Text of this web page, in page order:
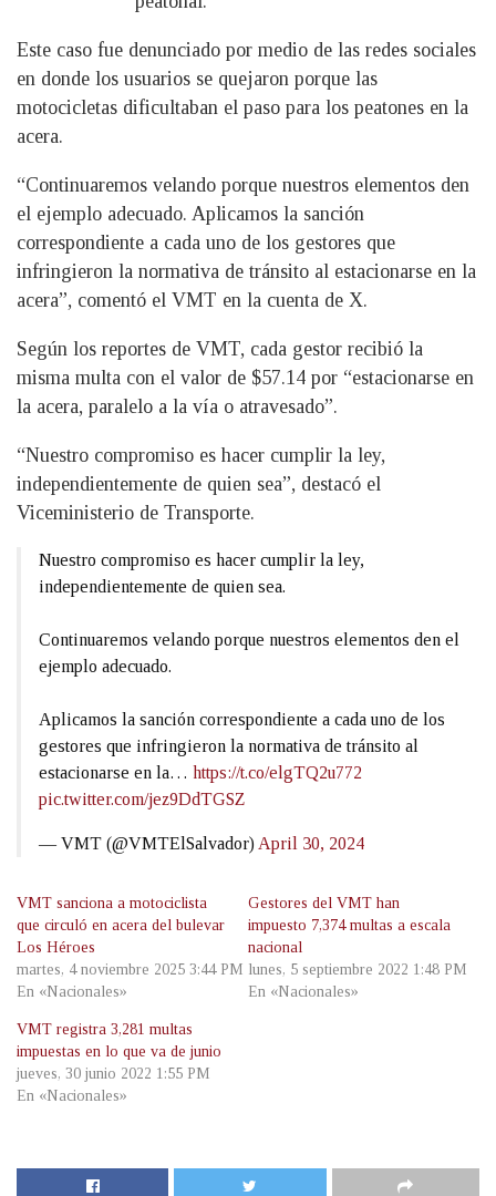
Este caso fue denunciado por medio de las redes sociales
en donde los usuarios se quejaron porque las
motocicletas dificultaban el paso para los peatones en la
acera.
“Continuaremos velando porque nuestros elementos den
el ejemplo adecuado. Aplicamos la sanción
correspondiente a cada uno de los gestores que
infringieron la normativa de tránsito al estacionarse en la
acera”, comentó el VMT en la cuenta de X.
Según los reportes de VMT, cada gestor recibió la
misma multa con el valor de $57.14 por “estacionarse en
la acera, paralelo a la vía o atravesado”.
“Nuestro compromiso es hacer cumplir la ley,
independientemente de quien sea”, destacó el
Viceministerio de Transporte.
Nuestro compromiso es hacer cumplir la ley,
independientemente de quien sea.
Continuaremos velando porque nuestros elementos den el
ejemplo adecuado.
Aplicamos la sanción correspondiente a cada uno de los
gestores que infringieron la normativa de tránsito al
estacionarse en la… https://t.co/elgTQ2u772
pic.twitter.com/jez9DdTGSZ
— VMT (@VMTElSalvador) April 30, 2024
VMT sanciona a motociclista
que circuló en acera del bulevar
Los Héroes
martes, 4 noviembre 2025 3:44 PM
En «Nacionales»
Gestores del VMT han
impuesto 7,374 multas a escala
nacional
lunes, 5 septiembre 2022 1:48 PM
En «Nacionales»
VMT registra 3,281 multas
impuestas en lo que va de junio
jueves, 30 junio 2022 1:55 PM
En «Nacionales»